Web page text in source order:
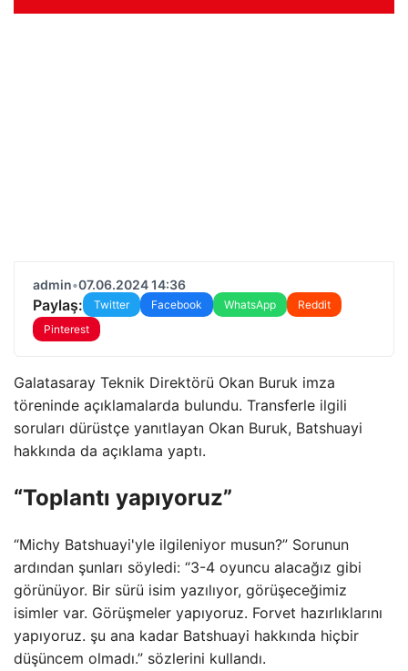
admin•07.06.2024 14:36
Paylaş: Twitter Facebook WhatsApp
Reddit
Pinterest
Galatasaray Teknik Direktörü Okan Buruk imza
töreninde açıklamalarda bulundu. Transferle ilgili
soruları dürüstçe yanıtlayan Okan Buruk, Batshuayi
hakkında da açıklama yaptı.
“Toplantı yapıyoruz”
“Michy Batshuayi'yle ilgileniyor musun?” Sorunun
ardından şunları söyledi: “3-4 oyuncu alacağız gibi
görünüyor. Bir sürü isim yazılıyor, görüşeceğimiz
isimler var. Görüşmeler yapıyoruz. Forvet hazırlıklarını
yapıyoruz. şu ana kadar Batshuayi hakkında hiçbir
düşüncem olmadı.” sözlerini kullandı.